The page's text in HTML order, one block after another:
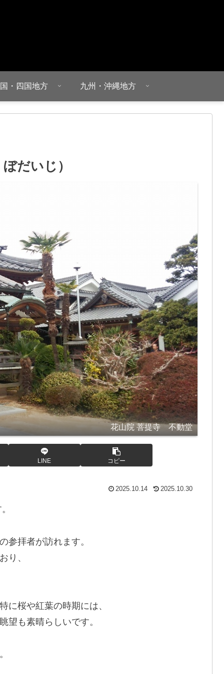
・四国地方 九州・沖縄地方
だいじ）
花山院 菩提寺 不動堂
LINE コピー
2025.10.14 2025.10.30
参拝者が訪れます。
り、
に桜や紅葉の時期には、
望も素晴らしいです。